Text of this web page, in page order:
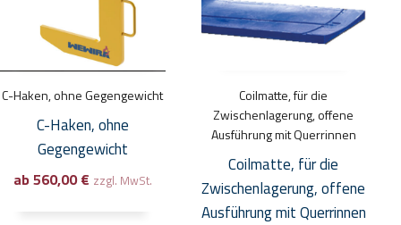
C-Haken, ohne Gegengewicht
C-Haken, ohne
Gegengewicht
ab560,00€ zzgl. MwSt.
Optionen
Produktseite
Coilmatte, für die
Zwischenlagerung, offene
Ausführung mit Querrinnen
Coilmatte, für die
Zwischenlagerung, offene
Ausführung mit Querrinnen
Varianten
auf.
Optionen
können
auf
Produktseite
gewählt